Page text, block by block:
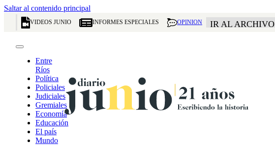
Saltar al contenido principal
VIDEOS JUNIO INFORMES ESPECIALES OPINION IR AL ARCHIVO
Entre
Ríos
Política
Policiales
Judiciales
Gremiales
Economía
Educación
El país
Mundo